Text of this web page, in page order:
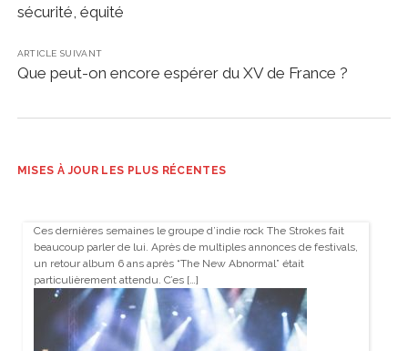
sécurité, équité
ARTICLE SUIVANT
Que peut-on encore espérer du XV de France ?
MISES À JOUR LES PLUS RÉCENTES
Ces dernières semaines le groupe d’indie rock The Strokes fait
beaucoup parler de lui. Après de multiples annonces de festivals,
un retour album 6 ans après “The New Abnormal” était
particulièrement attendu. C’es […]